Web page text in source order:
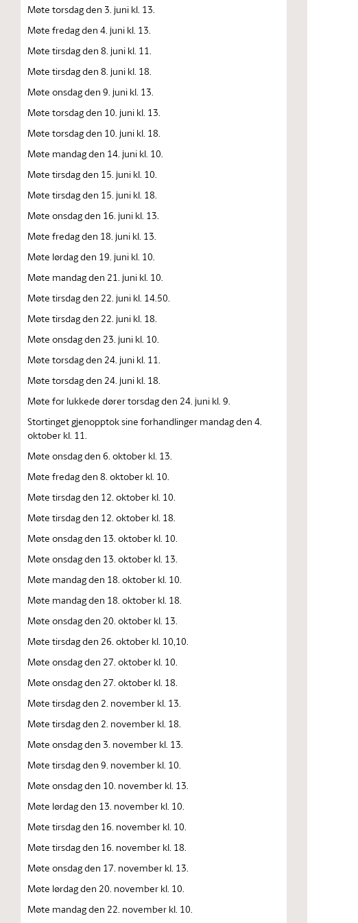
Møte torsdag den 3. juni kl. 13.
Møte fredag den 4. juni kl. 13.
Møte tirsdag den 8. juni kl. 11.
Møte tirsdag den 8. juni kl. 18.
Møte onsdag den 9. juni kl. 13.
Møte torsdag den 10. juni kl. 13.
Møte torsdag den 10. juni kl. 18.
Møte mandag den 14. juni kl. 10.
Møte tirsdag den 15. juni kl. 10.
Møte tirsdag den 15. juni kl. 18.
Møte onsdag den 16. juni kl. 13.
Møte fredag den 18. juni kl. 13.
Møte lørdag den 19. juni kl. 10.
Møte mandag den 21. juni kl. 10.
Møte tirsdag den 22. juni kl. 14.50.
Møte tirsdag den 22. juni kl. 18.
Møte onsdag den 23. juni kl. 10.
Møte torsdag den 24. juni kl. 11.
Møte torsdag den 24. juni kl. 18.
Møte for lukkede dører torsdag den 24. juni kl. 9.
Stortinget gjenopptok sine forhandlinger mandag den 4.
oktober kl. 11.
Møte onsdag den 6. oktober kl. 13.
Møte fredag den 8. oktober kl. 10.
Møte tirsdag den 12. oktober kl. 10.
Møte tirsdag den 12. oktober kl. 18.
Møte onsdag den 13. oktober kl. 10.
Møte onsdag den 13. oktober kl. 13.
Møte mandag den 18. oktober kl. 10.
Møte mandag den 18. oktober kl. 18.
Møte onsdag den 20. oktober kl. 13.
Møte tirsdag den 26. oktober kl. 10,10.
Møte onsdag den 27. oktober kl. 10.
Møte onsdag den 27. oktober kl. 18.
Møte tirsdag den 2. november kl. 13.
Møte tirsdag den 2. november kl. 18.
Møte onsdag den 3. november kl. 13.
Møte tirsdag den 9. november kl. 10.
Møte onsdag den 10. november kl. 13.
Møte lørdag den 13. november kl. 10.
Møte tirsdag den 16. november kl. 10.
Møte tirsdag den 16. november kl. 18.
Møte onsdag den 17. november kl. 13.
Møte lørdag den 20. november kl. 10.
Møte mandag den 22. november kl. 10.